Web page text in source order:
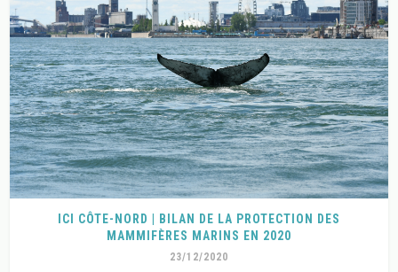
ICI CÔTE-NORD | BILAN DE LA PROTECTION DES
MAMMIFÈRES MARINS EN 2020
23/12/2020